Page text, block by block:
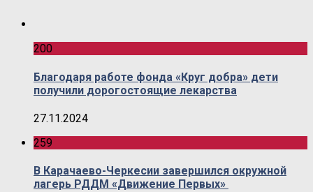
200
Благодаря работе фонда «Круг добра» дети
получили дорогостоящие лекарства
27.11.2024
259
В Карачаево-Черкесии завершился окружной
лагерь РДДМ «Движение Первых»